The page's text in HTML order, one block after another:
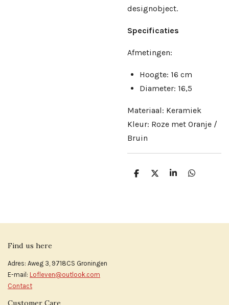
designobject.
Specificaties
Afmetingen:
Hoogte: 16 cm
Diameter: 16,5
Materiaal: Keramiek
Kleur: Roze met Oranje /
Bruin
D
D
S
D
Find us here
Adres: Aweg 3, 9718CS Groningen
E-mail: Lofleven@outlook.com
Contact
Customer Care